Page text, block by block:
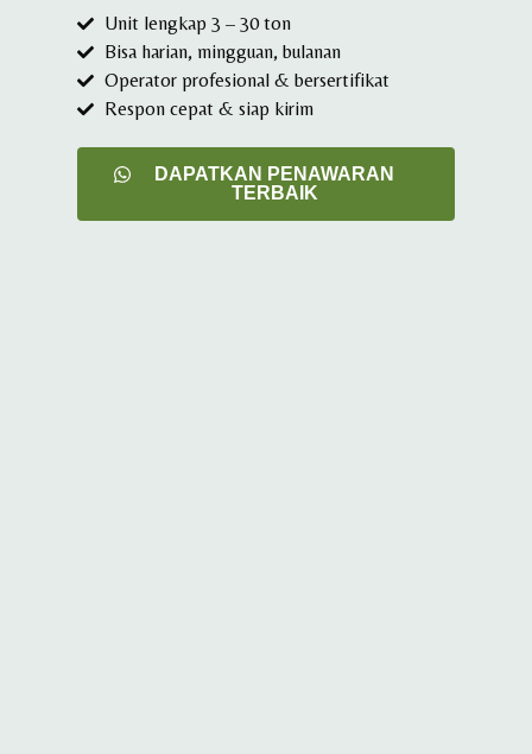
Unit lengkap 3 – 30 ton
Bisa harian, mingguan, bulanan
Operator profesional & bersertifikat
Respon cepat & siap kirim
DAPATKAN PENAWARAN
TERBAIK